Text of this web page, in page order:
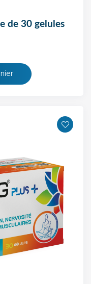
de 30 gelules